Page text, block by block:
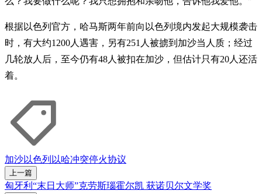
根据以色列官方，哈马斯两年前向以色列境内发起大规模袭击
时，有大约1200人遇害，另有251人被掳到加沙当人质；经过
几轮放人后，至今仍有48人被扣在加沙，但估计只有20人还活
着。
加沙以色列 以哈冲突停火协议
上一篇
匈牙利“末日大师”克劳斯瑙霍尔凯 获诺贝尔文学奖